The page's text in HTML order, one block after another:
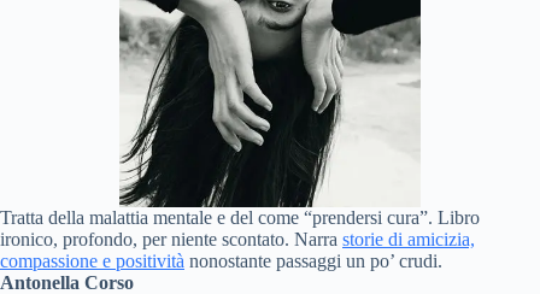
Tratta della malattia mentale e del come “prendersi cura”. Libro
ironico, profondo, per niente scontato. Narra storie di amicizia,
compassione e positività nonostante passaggi un po’ crudi.
Antonella Corso